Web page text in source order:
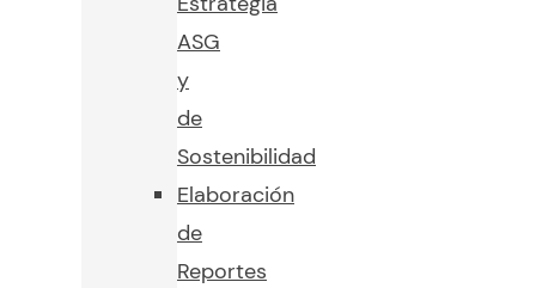
ASG
y
de
Sostenibilidad
Elaboración
de
Reportes